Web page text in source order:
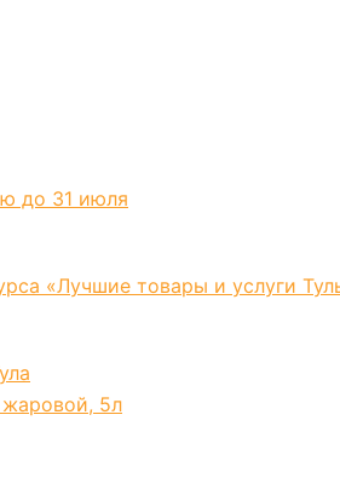
до 31 июля
«Лучшие товары и услуги